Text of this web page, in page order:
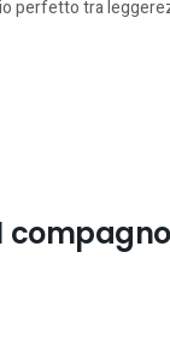
perfetto tra